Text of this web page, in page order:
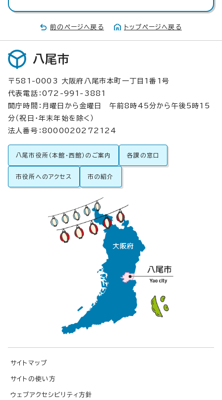
前のページへ戻る トップページへ戻る
八尾市
〒581-0003 大阪府八尾市本町一丁目1番1号
代表電話：072-991-3881
開庁時間：月曜日から金曜日 午前8時45分から午後5時15
分（祝日・年末年始を除く）
法人番号：8000020272124
八尾市役所（本館・西館）のご案内 各課の窓口
市役所へのアクセス 市の紹介
サイトマップ
サイトの使い方
ウェブアクセシビリティ方針